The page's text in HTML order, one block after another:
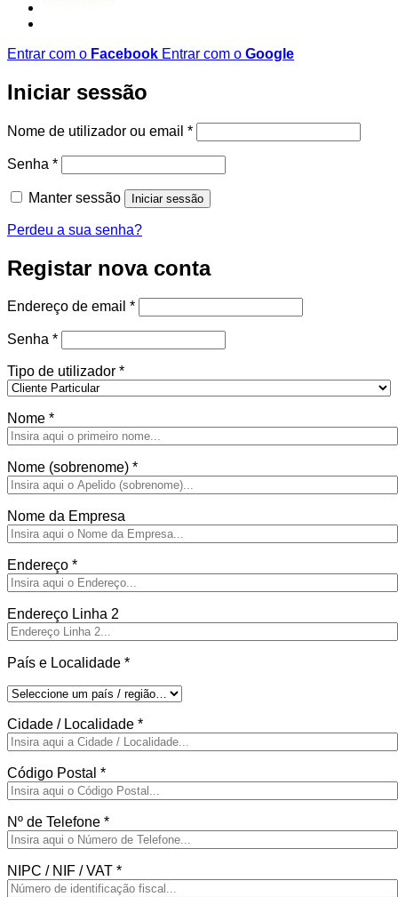
Entrar com o Facebook Entrar com o Google
Iniciar sessão
Nome de utilizador ou email *Obrigatório
Senha *Obrigatório
Manter sessão Iniciar sessão
Perdeu a sua senha?
Registar nova conta
Endereço de email *Obrigatório
Senha *Obrigatório
Tipo de utilizador *
Nome *
Nome (sobrenome) *
Nome da Empresa
Endereço *
Endereço Linha 2
País e Localidade *
Cidade / Localidade *
Código Postal *
Nº de Telefone *
NIPC / NIF / VAT *